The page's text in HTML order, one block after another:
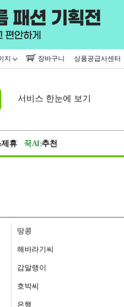
지 장바구니 상품공급사센터
서비스 한눈에 보기
휴 꾹AI:추천
땅콩
해바라기씨
감말랭이
호박씨
은행